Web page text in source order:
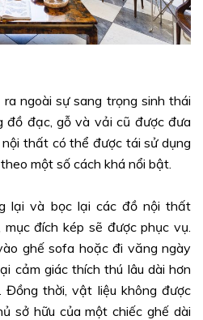
ngoài sự sang trọng sinh thái
đồ đạc, gỗ và vải cũ được đưa
thất có thể được tái sử dụng
một số cách khá nổi bật.
lại và bọc lại các đồ nội thất
đích kép sẽ được phục vụ.
ghế sofa hoặc đi văng ngày
cảm giác thích thú lâu dài hơn
Đồng thời, vật liệu không được
sở hữu của một chiếc ghế dài